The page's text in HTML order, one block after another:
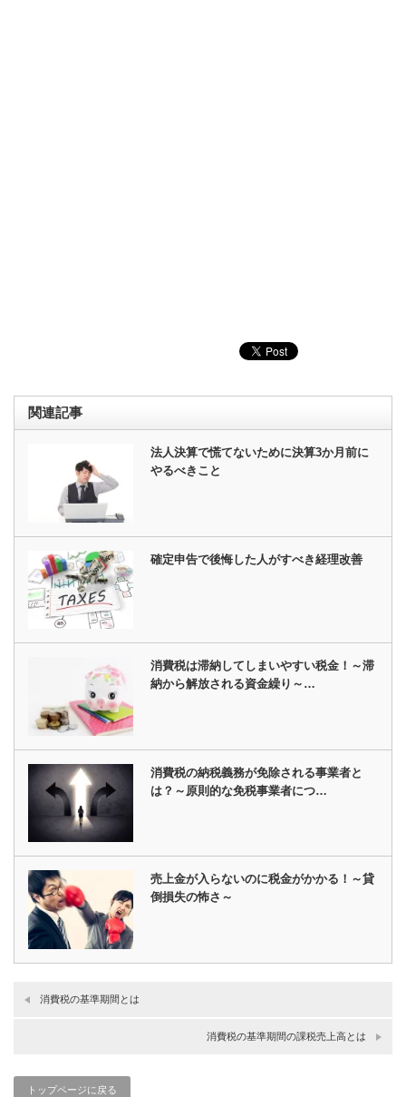
関連記事
法人決算で慌てないために決算3か月前に
やるべきこと
確定申告で後悔した人がすべき経理改善
消費税は滞納してしまいやすい税金！～滞
納から解放される資金繰り～…
消費税の納税義務が免除される事業者と
は？～原則的な免税事業者につ…
売上金が入らないのに税金がかかる！～貸
倒損失の怖さ～
消費税の基準期間とは
消費税の基準期間の課税売上高とは
トップページに戻る